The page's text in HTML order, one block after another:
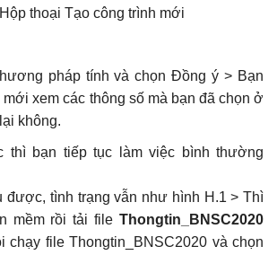
đầu tư xây dựng
Khắc Tiệp 0981757527 15 Thg 6, 2026 142
Tổng hợp Thông báo giá Vật liệu xây dựng
tỉnh thành
Đấu thầu số: 22/2023/QH15, Hiệu lực
thoại Tạo công trình mới
pháp tính và chọn Đồng ý > Bạn
xem các thông số mà bạn đã chọn ở
không.
thì bạn tiếp tục làm việc bình thường
được, tình trạng vẫn như hình H.1 > Thì
mềm rồi tải file Thongtin_BNSC2020
chạy file Thongtin_BNSC2020 và chọn